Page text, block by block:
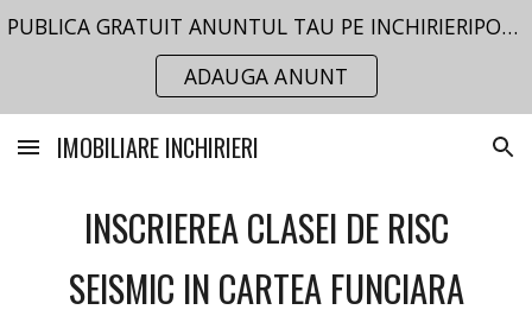
PUBLICA GRATUIT ANUNTUL TAU PE INCHIRIERIPORTAL.RO
ADAUGA ANUNT
IMOBILIARE INCHIRIERI
INSCRIEREA CLASEI DE RISC
SEISMIC IN CARTEA FUNCIARA